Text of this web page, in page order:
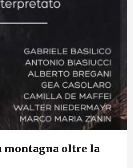
montagna oltre la